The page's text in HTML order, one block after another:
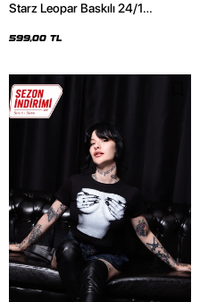
Starz Leopar Baskılı 24/1
599,00 TL